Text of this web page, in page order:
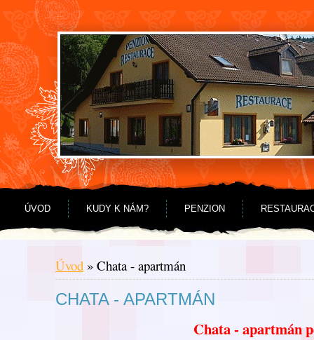
Jdi na obsah
Jdi na menu
ÚVOD KUDY K NÁM? PENZION
Úvod » Chata - apartmán
CHATA - APARTMÁN
Chata - apartmán